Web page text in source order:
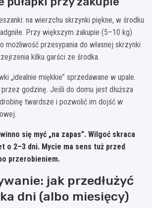
na wierzchu skrzynki piękne, w środku
Przy większym zakupie (5–10 kg)
możliwość przesypania do własnej skrzynki
kilku garści ze środka.
„idealnie miękkie” sprzedawane w upale.
godzinę. Jeśli do domu jest dłuższa
twardsze i pozwolić im dojść w
się myć „na zapas”. Wilgoć skraca
o 2–3 dni. Mycie ma sens tuż przed
przerobieniem.
jak przedłużyć
dni (albo miesięcy)